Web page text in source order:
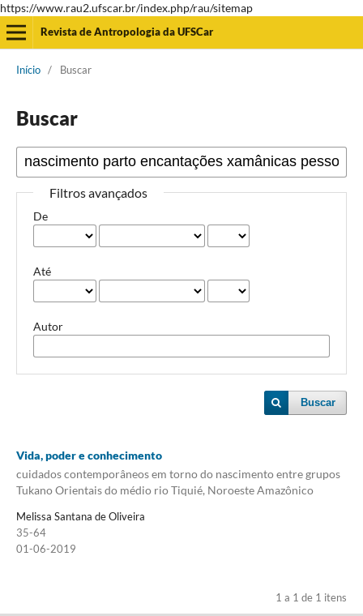
https://www.rau2.ufscar.br/index.php/rau/sitemap
Revista de Antropologia da UFSCar
Início / Buscar
Buscar
Filtros avançados
De
Até
Autor
Buscar
Vida, poder e conhecimento
cuidados contemporâneos em torno do nascimento entre grupos
Tukano Orientais do médio rio Tiquié, Noroeste Amazônico
Melissa Santana de Oliveira
35-64
01-06-2019
1 a 1 de 1 itens